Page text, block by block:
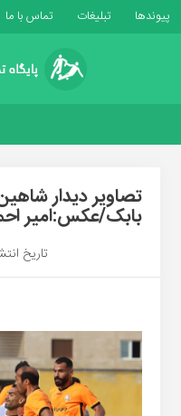
پیوندها تبلیغات تماس با ما
تصاویر دیدار
بابک/عکس:امیر
تاریخ انتشار: 08